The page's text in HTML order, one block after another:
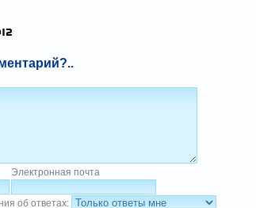
Электронная почта
об ответах: